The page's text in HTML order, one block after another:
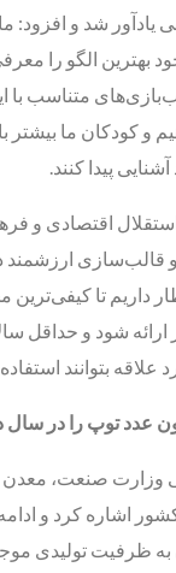
یادآور شد و افزود:
بهترین الگو را
متناسب با
و کودکان ما بیشتر
پیدا کنند.
اقتصادی و
ارزشمند
داریم تا
علاقه بتوانند
صنعت، معدن و
اشاره کرد و
ظرفیت تولیدی